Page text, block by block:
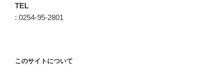
TEL
: 0254-95-2801
このサイトについて